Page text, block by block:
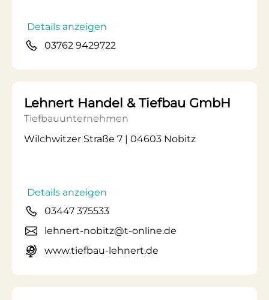
Details anzeigen
03762 9429722
Lehnert Handel & Tiefbau GmbH
Tiefbauunternehmen
Wilchwitzer Straße 7 | 04603 Nobitz
Details anzeigen
03447 375533
lehnert-nobitz@t-online.de
www.tiefbau-lehnert.de